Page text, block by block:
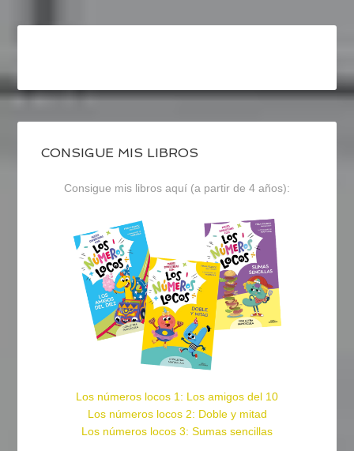
CONSIGUE MIS LIBROS
Consigue mis libros aquí (a partir de 4 años):
Los números locos 1: Los amigos del 10
Los números locos 2: Doble y mitad
Los números locos 3: Sumas sencillas